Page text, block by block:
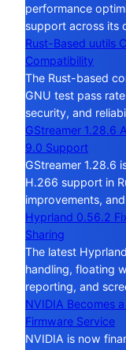
performance
support across its
Rust-Based uutils
Compatibility
The Rust-based
GNU test pass
security, and
GStreamer 1.28.6
9.0 Support
GStreamer 1.28.6
H.266 support in
improvements,
Hyprland 0.56.2
Sharing
The latest
handling, floating
reporting, and
NVIDIA Becomes
Firmware Service
NVIDIA is now